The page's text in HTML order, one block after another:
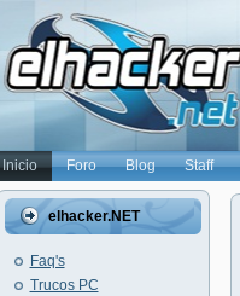
Inicio Foro Blog Staff
elhacker.NET
Faq's
Trucos PC